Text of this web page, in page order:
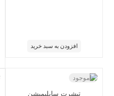
افزودن به سبد خرید
تیشرت سابلیمیشن
ناموجود